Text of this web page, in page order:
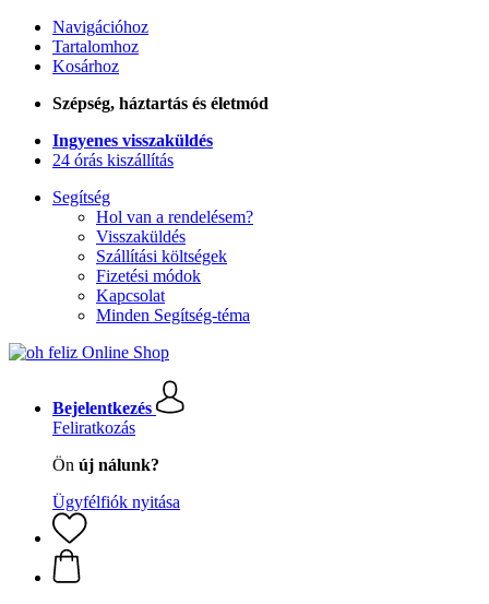
Navigációhoz
Tartalomhoz
Kosárhoz
Szépség, háztartás és életmód
Ingyenes visszaküldés
24 órás kiszállítás
Segítség
Hol van a rendelésem?
Visszaküldés
Szállítási költségek
Fizetési módok
Kapcsolat
Minden Segítség-téma
Bejelentkezés
Feliratkozás
Ön új nálunk?
Ügyfélfiók nyitása